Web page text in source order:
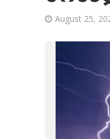
August 25,